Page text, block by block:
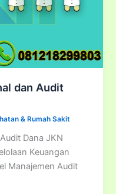
dan Audit
& Rumah Sakit
Dana JKN
Keuangan
Manajemen Audit